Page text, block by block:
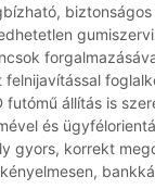
felnijavítással
állítás is
és
gyors, korrekt